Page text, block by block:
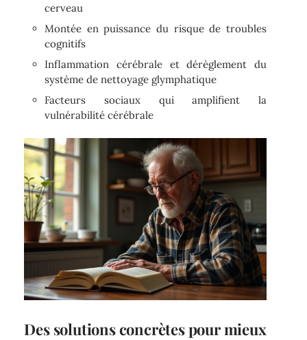
cerveau
Montée en puissance du risque de troubles
cognitifs
Inflammation cérébrale et dérèglement du
système de nettoyage glymphatique
Facteurs sociaux qui amplifient la
vulnérabilité cérébrale
Des solutions concrètes pour mieux